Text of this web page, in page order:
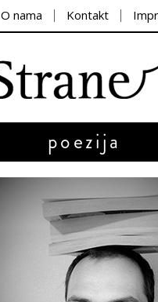
O nama Kontakt
poezija